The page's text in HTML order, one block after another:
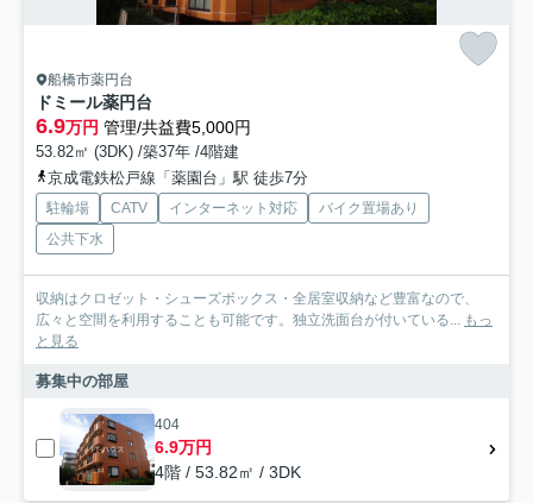
船橋市薬円台
ドミール薬円台
6.9万円 管理/共益費5,000円
53.82㎡ (3DK) /築37年 /4階建
京成電鉄松戸線「薬園台」駅 徒歩7分
駐輪場 CATV インターネット対応
バイク置場あり
公共下水
収納はクロゼット・シューズボックス・全居室収納など豊富なので、
広々と空間を利用することも可能です。独立洗面台が付いている...
もっ
と見る
募集中の部屋
404
6.9万円
4階 / 53.82㎡ / 3DK